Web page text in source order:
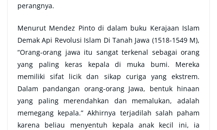
perangnya.
Menurut Mendez Pinto di dalam buku Kerajaan Islam
Demak Api Revolusi Islam Di Tanah Jawa (1518-1549 M),
“Orang-orang jawa itu sangat terkenal sebagai orang
yang paling keras kepala di muka bumi. Mereka
memiliki sifat licik dan sikap curiga yang ekstrem.
Dalam pandangan orang-orang Jawa, bentuk hinaan
yang paling merendahkan dan memalukan, adalah
memegang kepala.” Akhirnya terjadilah salah paham
karena beliau menyentuh kepala anak kecil ini, ia